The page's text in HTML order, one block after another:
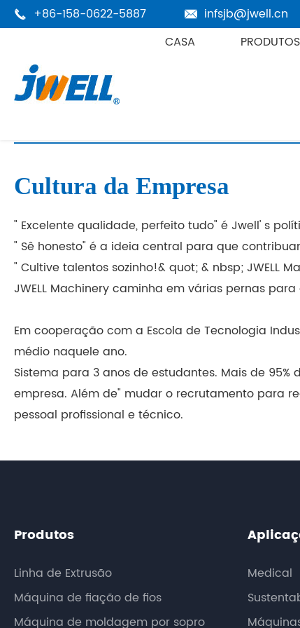
 +86-158-0622-5887  infsjb@jwell.cn
CASA
PRODUTOS
Cultura da Empresa
" Excelente qualidade, perfeito tudo" é Jwell' s
" Sê honesto" é a ideia central para que
" Cultive talentos sozinho!& quot; & nbsp; JWELL
JWELL Machinery caminha em várias pernas
Em cooperação com a Escola de Tecnologia
médio naquele ano.
Sistema para 3 anos de estudantes. Mais de
empresa. Além de" mudar o recrutamento para
pessoal profissional e técnico.
Produtos
Linha de Extrusão
Máquina de fiação de fios
Máquina de moldagem por sopro
Medical